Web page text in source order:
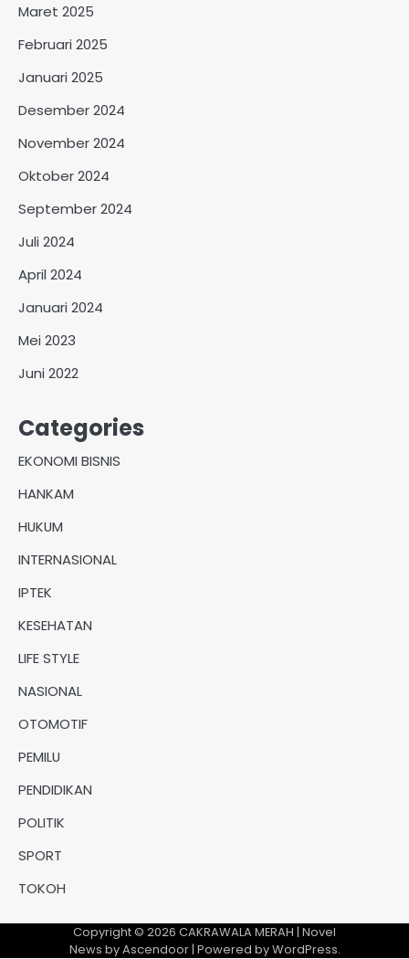
Maret 2025
Februari 2025
Januari 2025
Desember 2024
November 2024
Oktober 2024
September 2024
Juli 2024
April 2024
Januari 2024
Mei 2023
Juni 2022
Categories
EKONOMI BISNIS
HANKAM
HUKUM
INTERNASIONAL
IPTEK
KESEHATAN
LIFE STYLE
NASIONAL
OTOMOTIF
PEMILU
PENDIDIKAN
POLITIK
SPORT
TOKOH
Copyright © 2026 CAKRAWALA MERAH | Novel
News byAscendoor| Powered byWordPress.